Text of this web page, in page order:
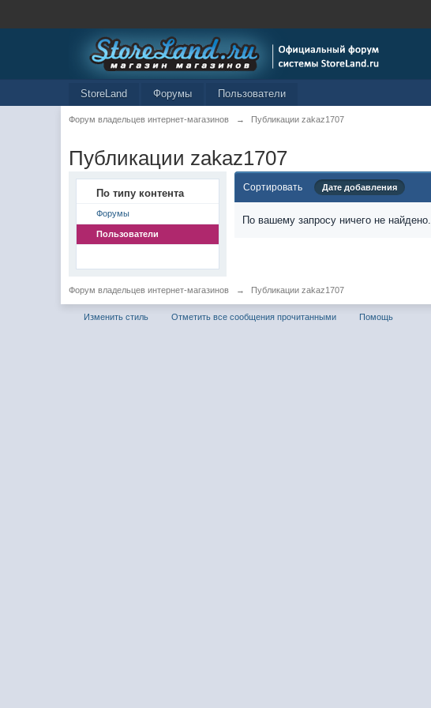
StoreLand Форумы Пользователи
Форум владельцев интернет-магазинов → Публикации zakaz1707
Публикации zakaz1707
По типу контента
Форумы
Пользователи
Сортировать Дате добавления
По вашему запросу ничего не найдено.
Форум владельцев интернет-магазинов → Публикации zakaz1707
Изменить стиль Отметить все сообщения прочитанными Помощь